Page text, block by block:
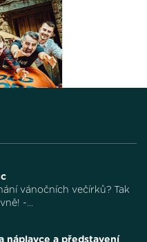
vánočních večírků? Tak
-...
náplavce a představení